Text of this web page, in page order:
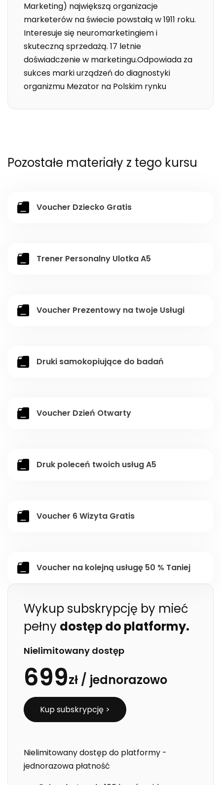
Marketing) największą organizacje
marketerów na świecie powstałą w 1911 roku.
Interesuje się neuromarketingiem i
skuteczną sprzedażą. 17 letnie
doświadczenie w marketingu.Odpowiada za
sukces marki urządzeń do diagnostyki
organizmu Mezator na Polskim rynku
Pozostałe materiały z tego kursu
Voucher Dziecko Gratis
Trener Personalny Ulotka A5
Voucher Prezentowy na twoje Usługi
Druki samokopiujące do badań
Voucher Dzień Otwarty
Druk poleceń twoich usług A5
Voucher 6 Wizyta Gratis
Voucher na kolejną usługę 50 % Taniej
Wykup subskrypcję by mieć
pełny dostęp do platformy.
Nielimitowany dostęp
699zł / jednorazowo
Kup subskrypcję >
Nielimitowany dostęp do platformy -
jednorazowa płatność